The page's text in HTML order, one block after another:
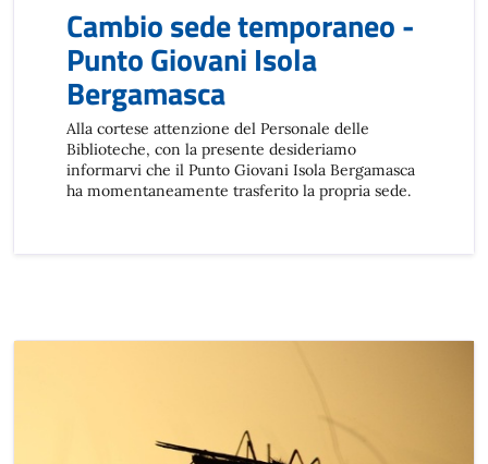
Cambio sede temporaneo -
Punto Giovani Isola
Bergamasca
Alla cortese attenzione del Personale delle
Biblioteche, con la presente desideriamo
informarvi che il Punto Giovani Isola Bergamasca
ha momentaneamente trasferito la propria sede.